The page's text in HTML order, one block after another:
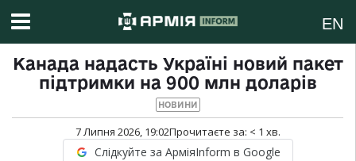
EN
Канада надасть Україні новий пакет
підтримки на 900 млн доларів
НОВИНИ
7 Липня 2026, 19:02Прочитаєте за: < 1 хв.
Слідкуйте за АрміяInform в Google